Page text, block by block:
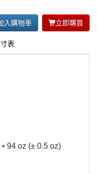
入購物車 立即購買
表
94 oz (± 0.5 oz)